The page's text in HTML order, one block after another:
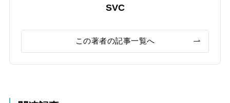
SVC
この著者の記事一覧へ